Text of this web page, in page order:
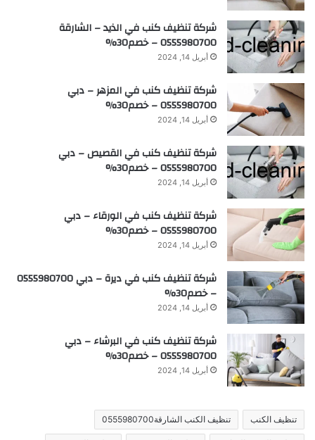
شركة تنظيف كنب في الذيد – الشارقة
0555980700 – خصم30%
أبريل 14, 2024
شركة تنظيف كنب في المزهر – دبي
0555980700 – خصم30%
أبريل 14, 2024
شركة تنظيف كنب في القصيص – دبي
0555980700 – خصم30%
أبريل 14, 2024
شركة تنظيف كنب في الورقاء – دبي
0555980700 – خصم30%
أبريل 14, 2024
شركة تنظيف كنب في ديرة – دبي 0555980700
– خصم30%
أبريل 14, 2024
شركة تنظيف كنب في البرشاء – دبي
0555980700 – خصم30%
أبريل 14, 2024
تنظيف الكنب تنظيف الكنب الشارقة0555980700